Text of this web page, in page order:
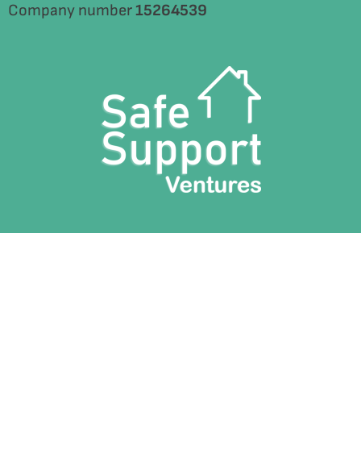
Company number15264539